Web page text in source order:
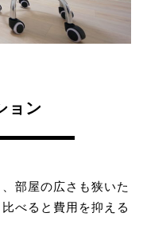
ョン
部屋の広さも狭いた
べると費用を抑える